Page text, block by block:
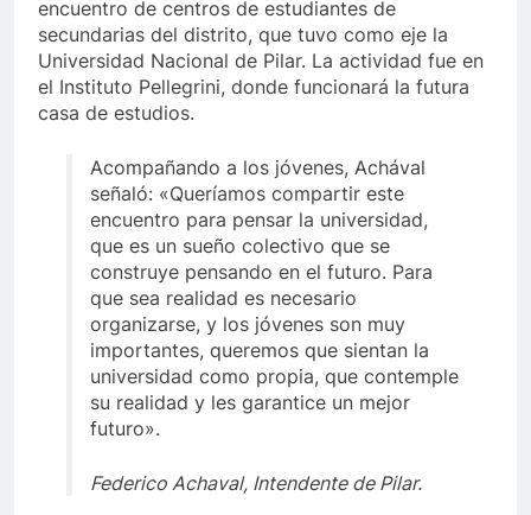
encuentro de centros de estudiantes de
secundarias del distrito, que tuvo como eje la
Universidad Nacional de Pilar. La actividad fue en
el Instituto Pellegrini, donde funcionará la futura
casa de estudios.
Acompañando a los jóvenes, Achával
señaló: «Queríamos compartir este
encuentro para pensar la universidad,
que es un sueño colectivo que se
construye pensando en el futuro. Para
que sea realidad es necesario
organizarse, y los jóvenes son muy
importantes, queremos que sientan la
universidad como propia, que contemple
su realidad y les garantice un mejor
futuro».
Federico Achaval, Intendente de Pilar.